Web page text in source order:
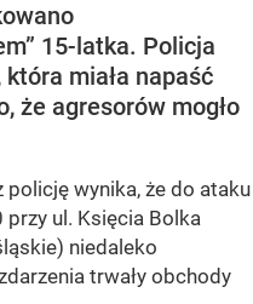
15-latka. Policja
miała napaść
że agresorów mogło
wynika, że do ataku
ul. Księcia Bolka
niedaleko
trwały obchody